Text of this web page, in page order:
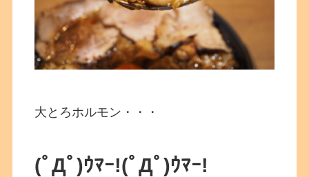
大とろホルモン・・・
(ﾟДﾟ)ｳﾏｰ!(ﾟДﾟ)ｳﾏｰ!